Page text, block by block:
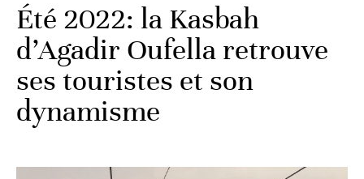
Été 2022: la Kasbah
d’Agadir Oufella retrouve
ses touristes et son
dynamisme